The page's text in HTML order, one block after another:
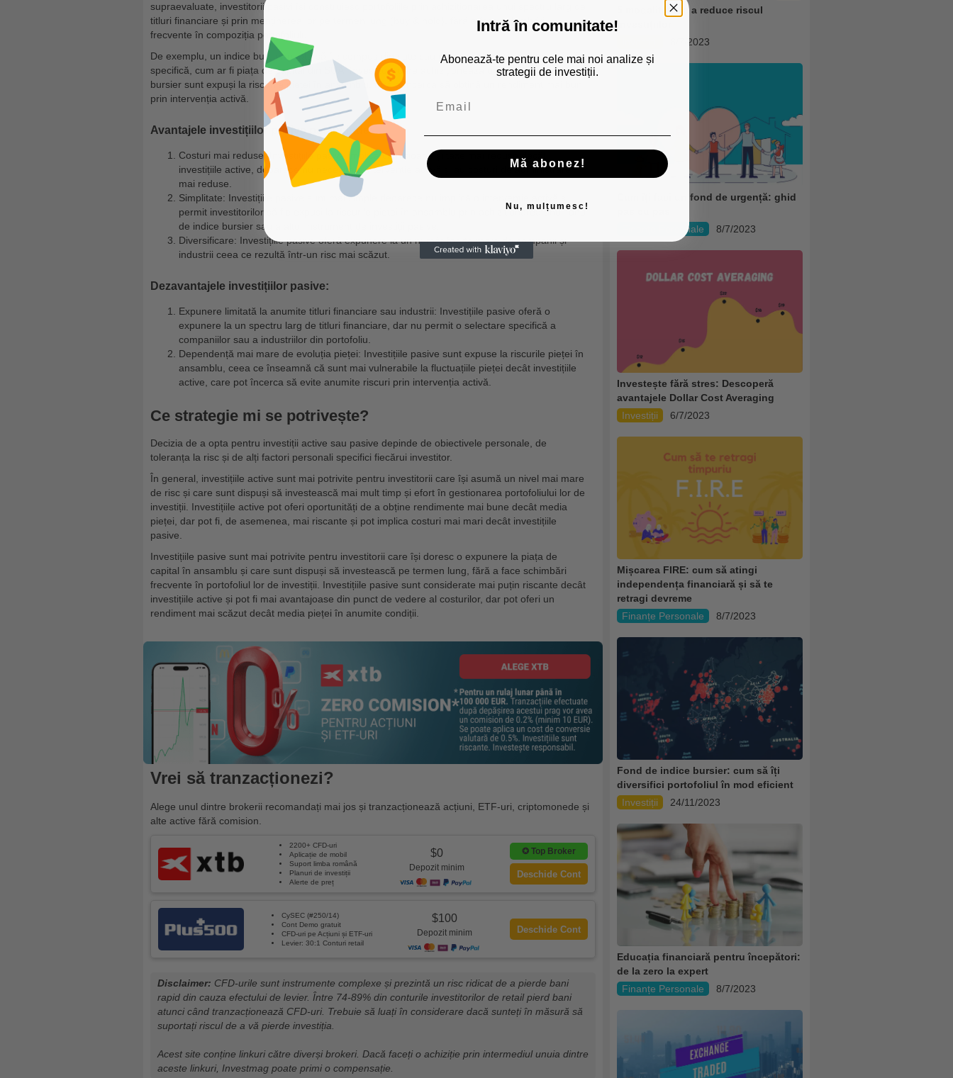
supraevaluate, investitorii pasivi își construiesc portofoliile prin achiziționarea unui spectru larg de
titluri financiare și prin menținerea lor pe termen lung (buy & hold), fără a face schimbări
frecvente în compoziția portofoliului.
De exemplu, un indice bursier poate să fie compus din sute sau chiar mii de acțiuni dintr-o piață
specifică, cum ar fi piața de capital din SUA. Investitorii care achiziționează un fond de indice
bursier sunt expuși la riscurile pieței în ansamblu, fără a încerca să obțină un rendiment mai bun
prin intervenția activă.
Avantajele investițiilor pasive pot include:
Costuri mai reduse: Investițiile pasive implică comisioane și taxe mai reduse decât
investițiile active, deoarece nu necesită o intervenție activă și au costuri de administrare
mai reduse.
Simplitate: Investițiile pasive sunt mai simple deoarece nu implică o intervenție activă și
permit investitorilor să fie expuși la riscurile pieței în ansamblu prin achiziționarea unui fond
de indice bursier sau a altui instrument de investiții pasive.
Diversificare: Investițiile pasive oferă expunere la un număr foarte mare de companii și
industrii ceea ce rezultă într-un risc mai scăzut.
Dezavantajele investițiilor pasive:
Expunere limitată la anumite titluri financiare sau industrii: Investițiile pasive oferă o
expunere la un spectru larg de titluri financiare, dar nu permit o selectare specifică a
companiilor sau a industriilor din portofoliu.
Dependență mai mare de evoluția pieței: Investițiile pasive sunt expuse la riscurile pieței în
ansamblu, ceea ce înseamnă că sunt mai vulnerabile la fluctuațiile pieței decât investițiile
active, care pot încerca să evite anumite riscuri prin intervenția activă.
Ce strategie mi se potrivește?
Decizia de a opta pentru investiții active sau pasive depinde de obiectivele personale, de
toleranța la risc și de alți factori personali specifici fiecărui investitor.
În general, investițiile active sunt mai potrivite pentru investitorii care își asumă un nivel mai mare
de risc și care sunt dispuși să investească mai mult timp și efort în gestionarea portofoliului lor de
investiții. Investițiile active pot oferi oportunități de a obține rendimente mai bune decât media
pieței, dar pot fi, de asemenea, mai riscante și pot implica costuri mai mari decât investițiile
pasive.
Investițiile pasive sunt mai potrivite pentru investitorii care își doresc o expunere la piața de
capital în ansamblu și care sunt dispuși să investească pe termen lung, fără a face schimbări
frecvente în portofoliul lor de investiții. Investițiile pasive sunt considerate mai puțin riscante decât
investițiile active și pot fi mai avantajoase din punct de vedere al costurilor, dar pot oferi un
rendiment mai scăzut decât media pieței în anumite condiții.
Vrei să tranzacționezi?
Alege unul dintre brokerii recomandați mai jos și tranzacționează acțiuni, ETF-uri, criptomonede și
alte active fără comision.
2200+ CFD-uri
Aplicație de mobil
Suport limba română
Planuri de investiții
Alerte de preț
$0
Depozit minim
✪Top Broker
Deschide Cont
CySEC (#250/14)
Cont Demo gratuit
CFD-uri pe Acțiuni și ETF-uri
Levier: 30:1 Conturi retail
$100
Depozit minim Deschide Cont
Disclaimer: CFD-urile sunt instrumente complexe și prezintă un risc ridicat de a pierde bani
rapid din cauza efectului de levier. Între 74-89% din conturile investitorilor de retail pierd bani
atunci când tranzacționează CFD-uri. Trebuie să luați în considerare dacă sunteți în măsură să
suportați riscul de a vă pierde investiția.
Acest site conține linkuri către diverși brokeri. Dacă faceți o achiziție prin intermediul unuia dintre
aceste linkuri, Investmag poate primi o compensație.
5 modalități de a reduce riscul
investițiilor
6/7/2023
Cum îți faci un fond de urgență: ghid
Finanțe Personale
8/7/2023
Investește fără stres: Descoperă
avantajele Dollar Cost Averaging
Investiții
6/7/2023
Mișcarea FIRE: cum să atingi
independența financiară și să te
retragi devreme
Finanțe Personale
8/7/2023
Fond de indice bursier: cum să îți
diversifici portofoliul în mod eficient
Investiții
24/11/2023
Educația financiară pentru începători:
de la zero la expert
Finanțe Personale
8/7/2023
Intră în comunitate!
Abonează-te pentru cele mai noi analize și
strategii de investiții.
Mă abonez!
Nu, mulțumesc!